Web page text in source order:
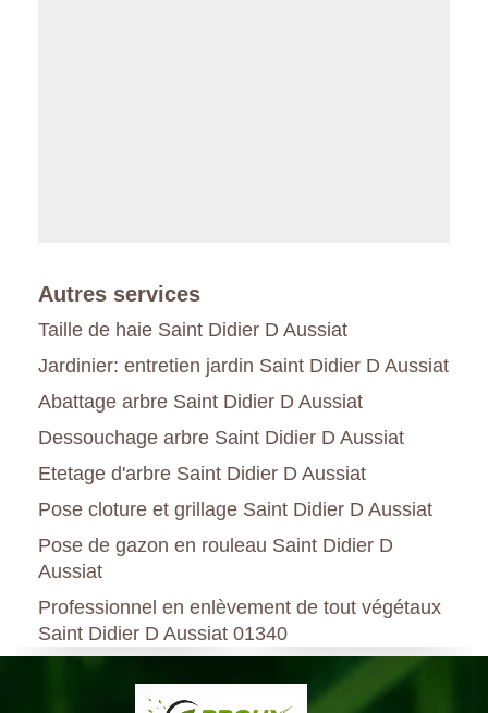
Autres services
Taille de haie Saint Didier D Aussiat
Jardinier: entretien jardin Saint Didier D Aussiat
Abattage arbre Saint Didier D Aussiat
Dessouchage arbre Saint Didier D Aussiat
Etetage d'arbre Saint Didier D Aussiat
Pose cloture et grillage Saint Didier D Aussiat
Pose de gazon en rouleau Saint Didier D
Aussiat
Professionnel en enlèvement de tout végétaux
Saint Didier D Aussiat 01340